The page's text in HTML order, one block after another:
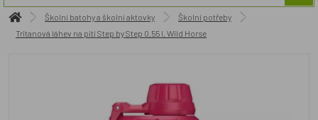
Školní batohy a školní aktovky
Školní potřeby
Tritanová láhev na pití Step by Step 0,55 l, Wild Horse